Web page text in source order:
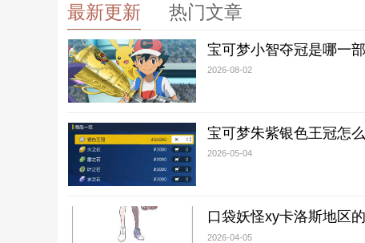
最新更新 热门文章
宝可梦小智夺冠是哪一
2026-08-02
宝可梦朱紫银色王冠怎
2026-05-04
口袋妖怪xy卡洛斯地区
2026-04-05